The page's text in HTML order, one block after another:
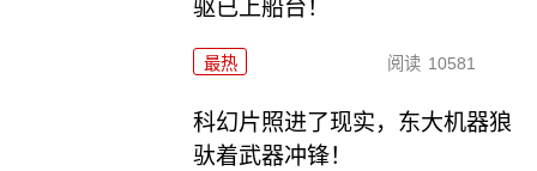
驱已上船台！
最热 阅读 10581
科幻片照进了现实，东大机器狼
驮着武器冲锋！